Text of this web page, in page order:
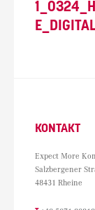
KONTAKT
Expect More
Salzbergener
48431 Rheine